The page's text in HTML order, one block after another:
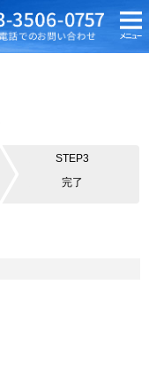
STEP3
完了